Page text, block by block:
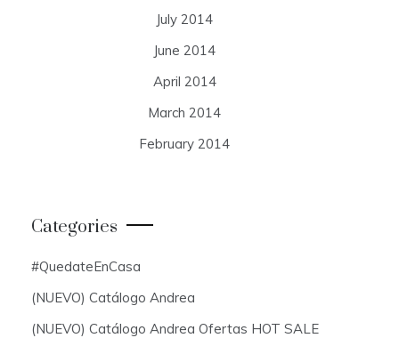
July 2014
June 2014
April 2014
March 2014
February 2014
Categories
#QuedateEnCasa
(NUEVO) Catálogo Andrea
(NUEVO) Catálogo Andrea Ofertas HOT SALE